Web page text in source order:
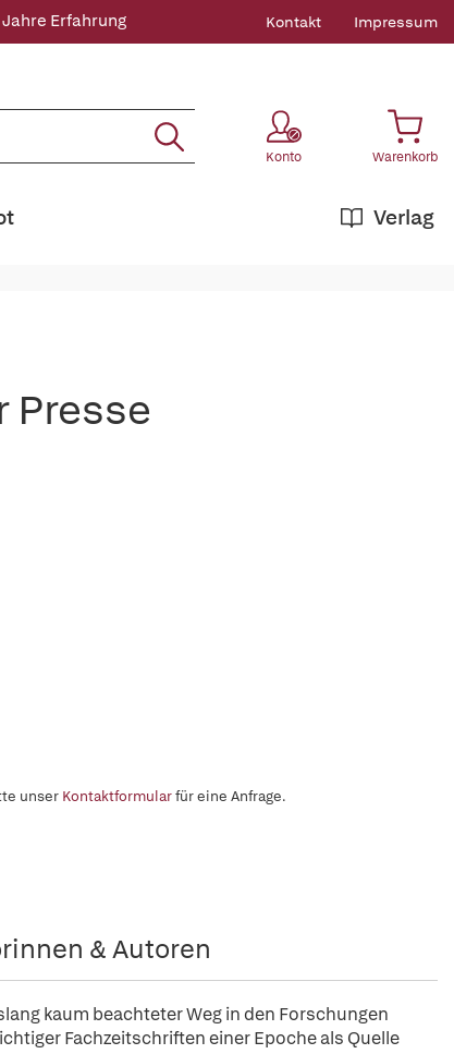
Erfahrung Kontakt Impressum
Konto Warenkorb
Verlag
Presse
unser Kontaktformularfür eine Anfrage.
& Autoren
kaum beachteter Weg in den Forschungen
Fachzeitschriften einer Epoche als Quelle